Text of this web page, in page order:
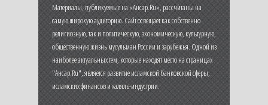
Материалы, публикуемые на «Ансар.Ru», рассчитаны на
самую широкую аудиторию. Сайт освещает как собственно
религиозную, так и политическую, экономическую, культурную,
общественную жизнь мусульман России и зарубежья. Одной из
наиболее актуальных тем, которые находят место на страницах
"Ансар.Ru", является развитие исламской банковской сферы,
исламских финансов и халяль-индустрии.